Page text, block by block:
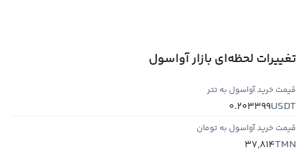
تغییرات لحظه‌ای بازار آواسول
قیمت خرید آواسول به تتر
USDT
0.203399
قیمت خرید آواسول به تومان
TMN
37,814